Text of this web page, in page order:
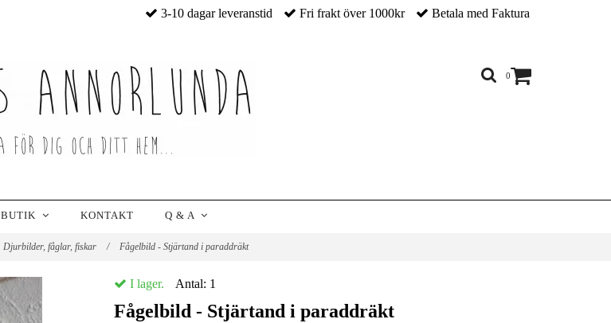
3-10 dagar leveranstid Fri frakt över 1000kr Betala med Faktura
0
BUTIK KONTAKT Q & A
Djurbilder, fåglar, fiskar / Fågelbild - Stjärtand i paraddräkt
I lager. Antal: 1
Fågelbild - Stjärtand i paraddräkt